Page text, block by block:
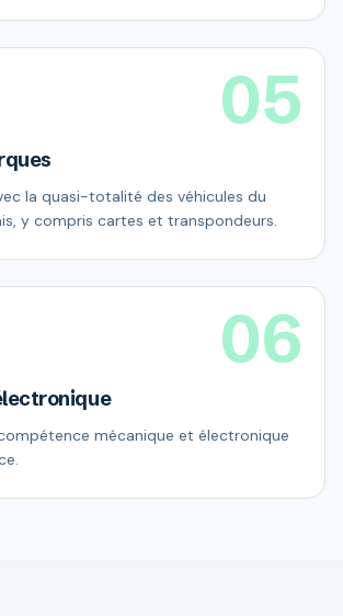
05
la quasi-totalité des véhicules du
y compris cartes et transpondeurs.
06
mécanique et électronique